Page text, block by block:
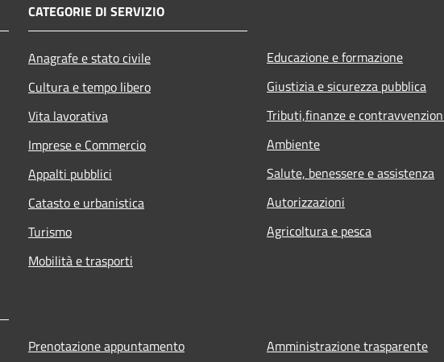
CATEGORIE DI SERVIZIO
Anagrafe e stato civile
Cultura e tempo libero
Vita lavorativa
Imprese e Commercio
Appalti pubblici
Catasto e urbanistica
Turismo
Mobilità e trasporti
Educazione e formazione
Giustizia e sicurezza pubblica
Tributi,finanze e
Ambiente
Salute, benessere e assistenza
Autorizzazioni
Agricoltura e pesca
Prenotazione appuntamento
Amministrazione trasparente